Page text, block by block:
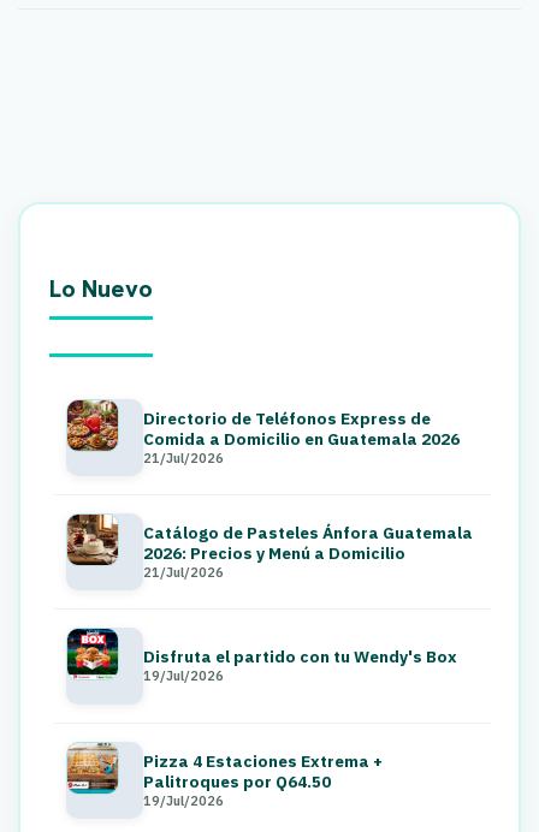
Lo Nuevo
Directorio de Teléfonos Express de
Comida a Domicilio en Guatemala 2026
21/Jul/2026
Catálogo de Pasteles Ánfora Guatemala
2026: Precios y Menú a Domicilio
21/Jul/2026
Disfruta el partido con tu Wendy's Box
19/Jul/2026
Pizza 4 Estaciones Extrema +
Palitroques por Q64.50
19/Jul/2026